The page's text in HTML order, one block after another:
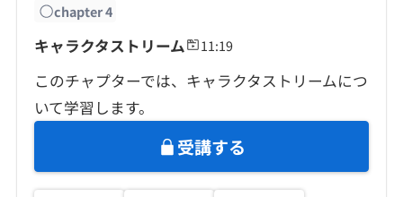
chapter4
キャラクタストリーム 11:19
このチャプターでは、キャラクタストリームにつ
いて学習します。
受講する